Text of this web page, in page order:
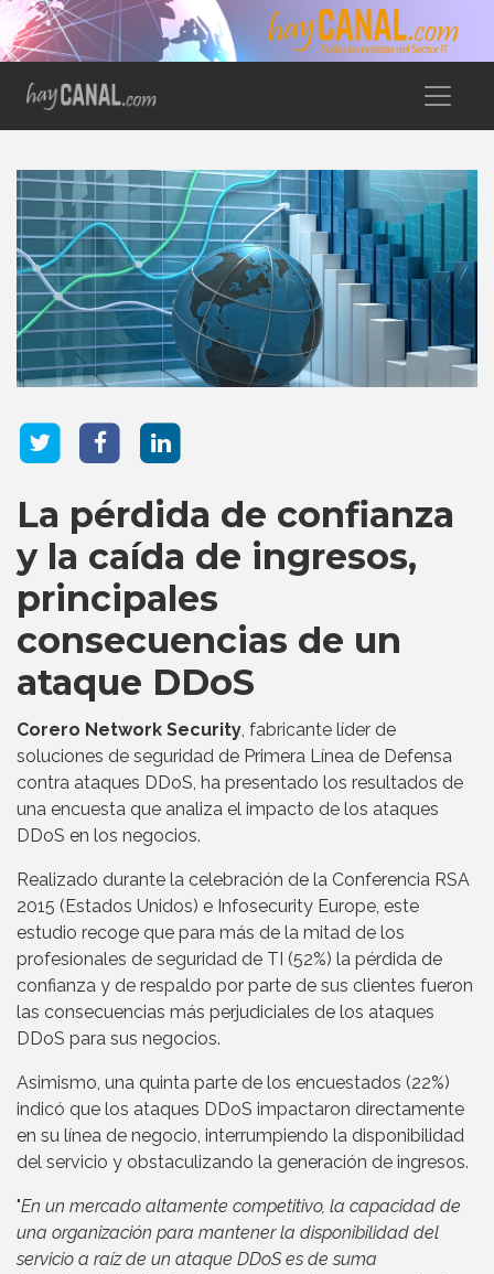
La pérdida de confianza
y la caída de ingresos,
principales
consecuencias de un
ataque DDoS
Corero Network Security, fabricante líder de
soluciones de seguridad de Primera Línea de Defensa
contra ataques DDoS, ha presentado los resultados de
una encuesta que analiza el impacto de los ataques
DDoS en los negocios.
Realizado durante la celebración de la Conferencia RSA
2015 (Estados Unidos) e Infosecurity Europe, este
estudio recoge que para más de la mitad de los
profesionales de seguridad de TI (52%) la pérdida de
confianza y de respaldo por parte de sus clientes fueron
las consecuencias más perjudiciales de los ataques
DDoS para sus negocios.
Asimismo, una quinta parte de los encuestados (22%)
indicó que los ataques DDoS impactaron directamente
en su línea de negocio, interrumpiendo la disponibilidad
del servicio y obstaculizando la generación de ingresos.
"En un mercado altamente competitivo, la capacidad de
una organización para mantener la disponibilidad del
servicio a raíz de un ataque DDoS es de suma